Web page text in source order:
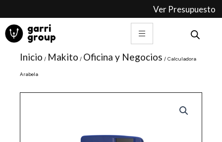
contenido
Ver Presupuesto
Inicio / Makito / Oficina y Negocios / Calculadora
Arabela